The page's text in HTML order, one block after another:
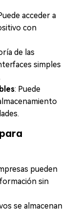
acceder a
con
de las
simples
: Puede
pueden
sin
se almacenan